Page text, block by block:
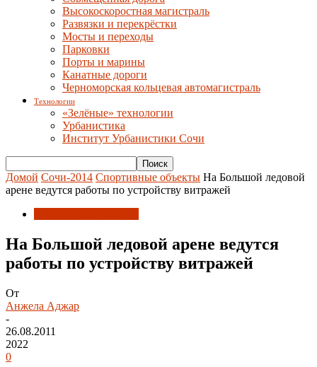
Высокоскоростная магистраль
Развязки и перекрёстки
Мосты и переходы
Парковки
Порты и марины
Канатные дороги
Черноморская кольцевая автомагистраль
Технологии
«Зелёные» технологии
Урбанистика
Институт Урбанистики Сочи
Домой Сочи-2014 Спортивные объекты На Большой ледовой
арене ведутся работы по устройству витражей
На Большой ледовой арене ведутся
работы по устройству витражей
От
Анжела Аджар
-
26.08.2011
2022
0